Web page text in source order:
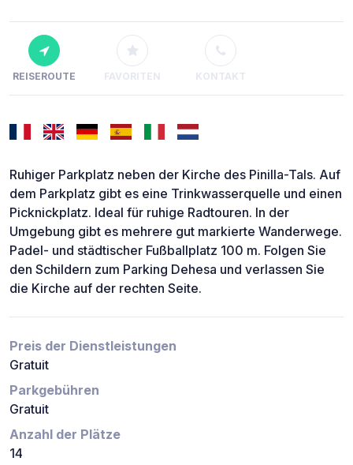
REISEROUTE FAVORITEN KONTAKT
Ruhiger Parkplatz neben der Kirche des Pinilla-Tals. Auf
dem Parkplatz gibt es eine Trinkwasserquelle und einen
Picknickplatz. Ideal für ruhige Radtouren. In der
Umgebung gibt es mehrere gut markierte Wanderwege.
Padel- und städtischer Fußballplatz 100 m. Folgen Sie
den Schildern zum Parking Dehesa und verlassen Sie
die Kirche auf der rechten Seite.
Preis der Dienstleistungen
Gratuit
Parkgebühren
Gratuit
Anzahl der Plätze
14